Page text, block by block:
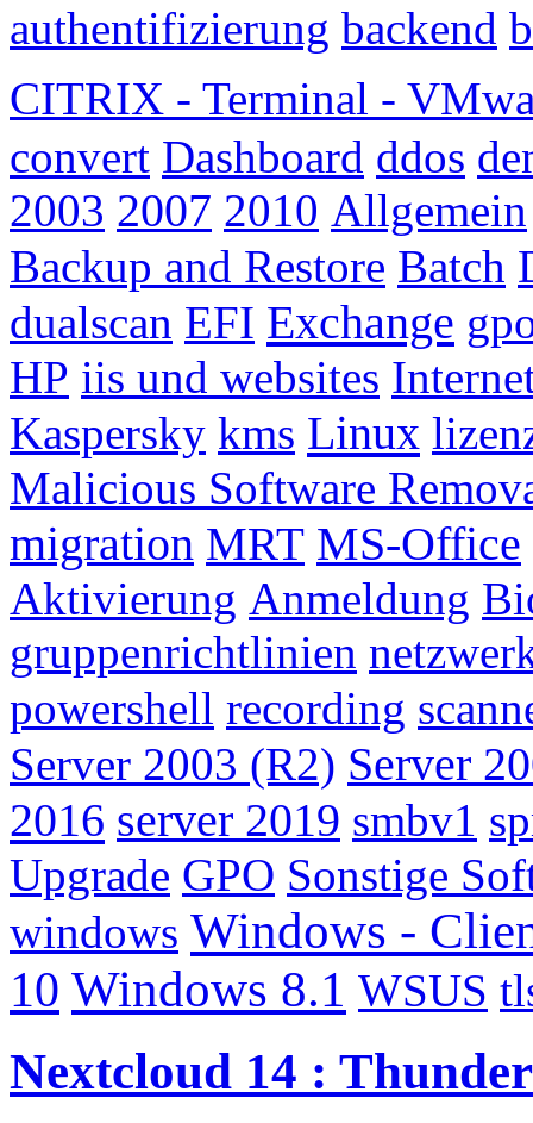
authentifizierung backend
CITRIX - Terminal -
convert Dashboard ddos
2003 2007 2010 Allgemein
Backup and Restore Batch
dualscan EFI Exchange
HP iis und websites
Kaspersky kms Linux
Malicious Software
migration MRT MS-Office
Aktivierung Anmeldung
gruppenrichtlinien
powershell recording
Server 2003 (R2) Server
2016 server 2019 smbv1
Upgrade GPO Sonstige
windows Windows -
10 Windows 8.1 WSUS
Nextcloud 14 :